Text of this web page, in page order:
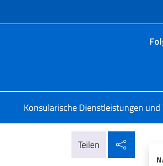
Konsularische Dienstleistungen und
Teilen